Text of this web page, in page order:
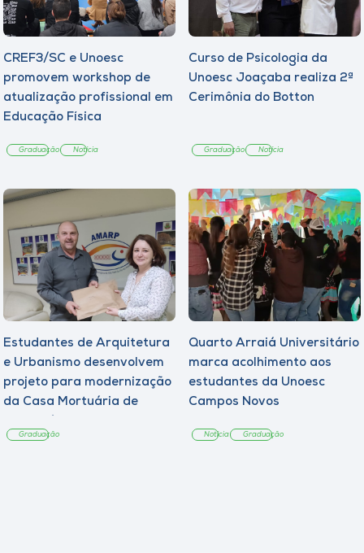
CREF3/SC e Unoesc
promovem workshop de
atualização profissional em
Educação Física
Graduação Notícia
Curso de Psicologia da
Unoesc Joaçaba realiza 2ª
Cerimônia do Botton
Graduação Notícia
Estudantes de Arquitetura
e Urbanismo desenvolvem
projeto para modernização
da Casa Mortuária de
Graduação
Quarto Arraiá Universitário
marca acolhimento aos
estudantes da Unoesc
Campos Novos
Notícia Graduação